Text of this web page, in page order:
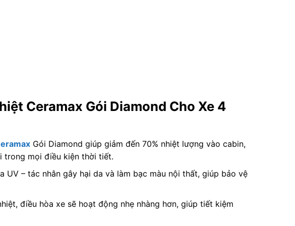
Ceramax Gói Diamond Cho Xe 4
Gói Diamond giúp giảm đến 70% nhiệt lượng vào cabin,
trong mọi điều kiện thời tiết.
UV – tác nhân gây hại da và làm bạc màu nội thất, giúp bảo vệ
điều hòa xe sẽ hoạt động nhẹ nhàng hơn, giúp tiết kiệm